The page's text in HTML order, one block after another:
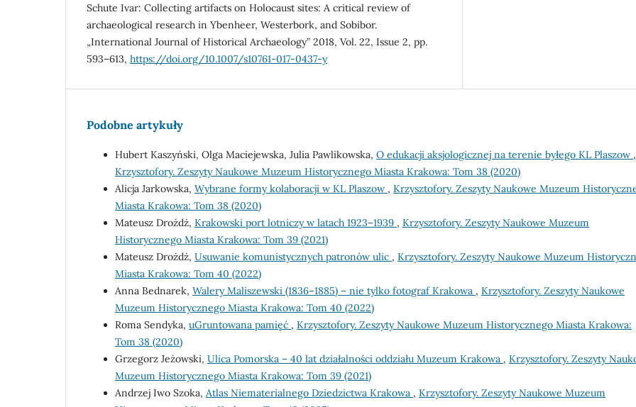
Schute Ivar: Collecting artifacts on Holocaust sites: A critical review of
archaeological research in Ybenheer, Westerbork, and Sobibor.
„International Journal of Historical Archaeology” 2018, Vol. 22, Issue 2, pp.
593–613, https://doi.org/10.1007/s10761-017-0437-y
Podobne artykuły
Hubert Kaszyński, Olga Maciejewska, Julia Pawlikowska, O edukacji aksjologicznej na terenie byłego KL Plaszow ,
Krzysztofory. Zeszyty Naukowe Muzeum Historycznego Miasta Krakowa: Tom 38 (2020)
Alicja Jarkowska, Wybrane formy kolaboracji w KL Plaszow , Krzysztofory. Zeszyty Naukowe Muzeum
Miasta Krakowa: Tom 38 (2020)
Mateusz Drożdż, Krakowski port lotniczy w latach 1923–1939 , Krzysztofory. Zeszyty Naukowe Muzeum
Historycznego Miasta Krakowa: Tom 39 (2021)
Mateusz Drożdż, Usuwanie komunistycznych patronów ulic , Krzysztofory. Zeszyty Naukowe Muzeum
Miasta Krakowa: Tom 40 (2022)
Anna Bednarek, Walery Maliszewski (1836–1885) – nie tylko fotograf Krakowa , Krzysztofory. Zeszyty Naukowe
Muzeum Historycznego Miasta Krakowa: Tom 40 (2022)
Roma Sendyka, uGruntowana pamięć , Krzysztofory. Zeszyty Naukowe Muzeum Historycznego Miasta Krakowa:
Tom 38 (2020)
Grzegorz Jeżowski, Ulica Pomorska – 40 lat działalności oddziału Muzeum Krakowa , Krzysztofory. Zeszyty
Muzeum Historycznego Miasta Krakowa: Tom 39 (2021)
Andrzej Iwo Szoka, Atlas Niematerialnego Dziedzictwa Krakowa , Krzysztofory. Zeszyty Naukowe Muzeum